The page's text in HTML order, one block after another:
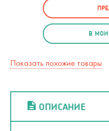
В
Показать похожие товары
ОПИСАНИЕ